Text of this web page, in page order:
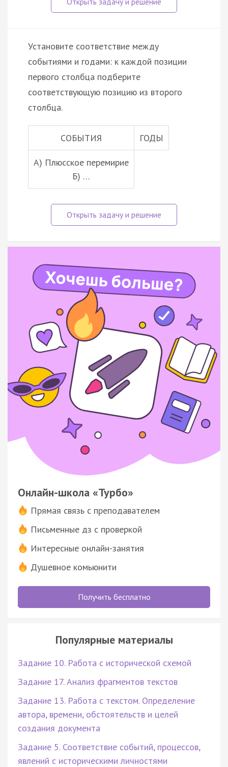
Установите соответствие между
событиями и годами: к каждой позиции
первого столбца подберите
соответствующую позицию из второго
столбца.
СОБЫТИЯ ГОДЫ
А) Плюсское перемирие
Б) …
Онлайн-школа «Турбо»
Прямая связь с преподавателем
Письменные дз с проверкой
Интересные онлайн-занятия
Душевное комьюнити
Получить бесплатно
Популярные материалы
Задание 10. Работа с исторической схемой
Задание 17. Анализ фрагментов текстов
Задание 13. Работа с текстом. Определение
автора, времени, обстоятельств и целей
создания документа
Задание 5. Соответствие событий, процессов,
явлений с историческими личностями